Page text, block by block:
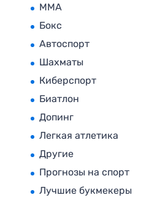
MMA
Бокс
Автоспорт
Шахматы
Киберспорт
Биатлон
Допинг
Легкая атлетика
Другие
Прогнозы на спорт
Лучшие букмекеры